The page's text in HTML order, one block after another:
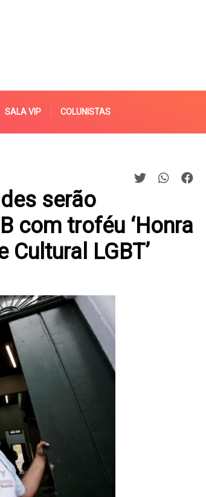
SALA VIP COLUNISTAS
serão
com troféu ‘Honra
LGBT’